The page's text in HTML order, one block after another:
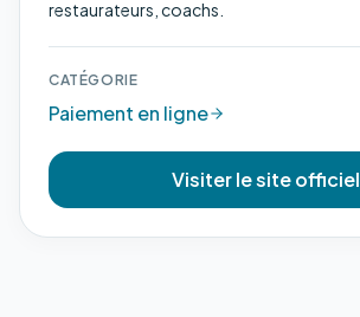
restaurateurs, coachs.
CATÉGORIE
Paiement en ligne
Visiter le site officiel